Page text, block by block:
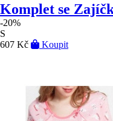
Komplet se
-20%
S
607 Kč
Koupit